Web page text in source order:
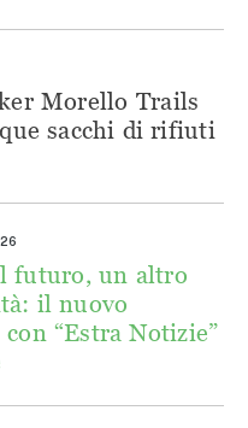
Morello Trails
sacchi di rifiuti
futuro, un altro
il nuovo
“Estra Notizie”